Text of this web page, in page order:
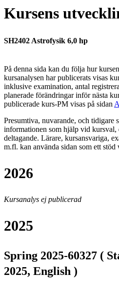
Kursens
SH2402 Astrofysik 6,0 hp
På denna sida kan du följa hur
kursanalysen har publicerats visas
inklusive examination, antal
planerade förändringar inför nästa
publicerade kurs-PM visas på sidan
Presumtiva, nuvarande, och tidigare
informationen som hjälp vid
deltagande. Lärare, kursansvariga,
m.fl. kan använda sidan som ett
2026
Kursanalys ej publicerad
2025
Spring 2025-60327 (
2025, English )